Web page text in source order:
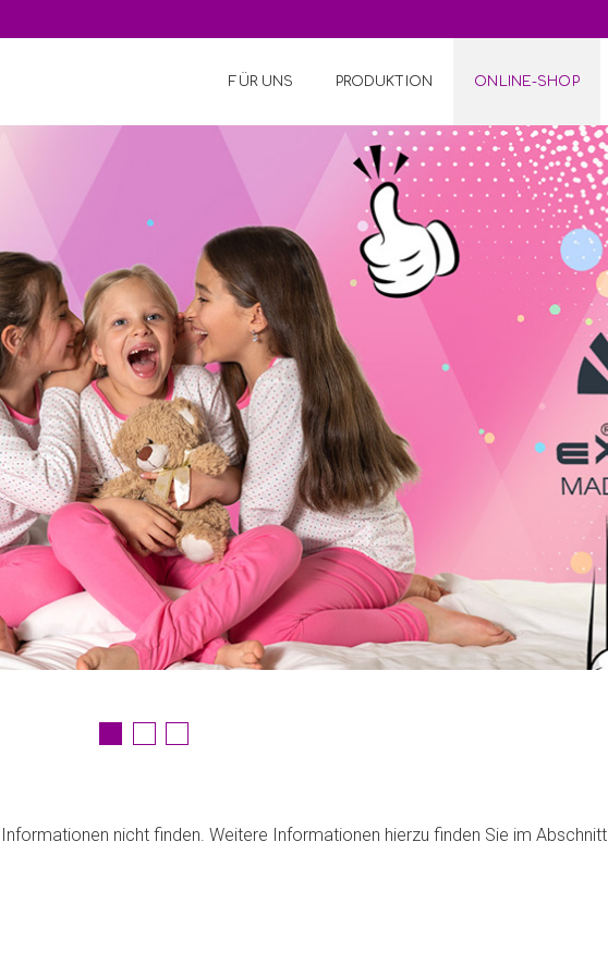
FÜR UNS PRODUKTION ONLINE-SHOP
nicht finden. Weitere Informationen hierzu finden Sie im Abschnitt